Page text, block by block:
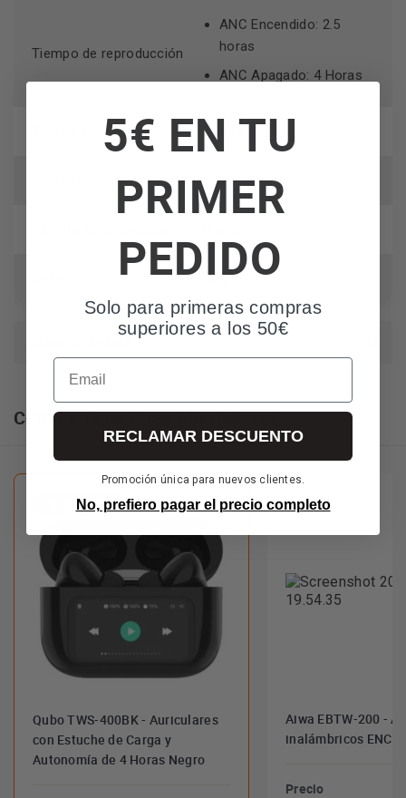
Tiempo de reproducción
ANC Encendido: 2.5
horas
ANC Apagado: 4 Horas
Tiempo de carga 1 Hora
Puerto de carga USB-C
Negro
Compara con otras alternativas
Qubo TWS-400BK - Auriculares
con Estuche de Carga y
Autonomía de 4 Horas Negro
Tu elección
Aiwa EBTW-200 -
inalámbricos ENC
Precio
5€ EN TU
PRIMER
PEDIDO
Solo para primeras compras
superiores a los 50€
Email
RECLAMAR DESCUENTO
Promoción única para nuevos clientes.
No, prefiero pagar el precio completo